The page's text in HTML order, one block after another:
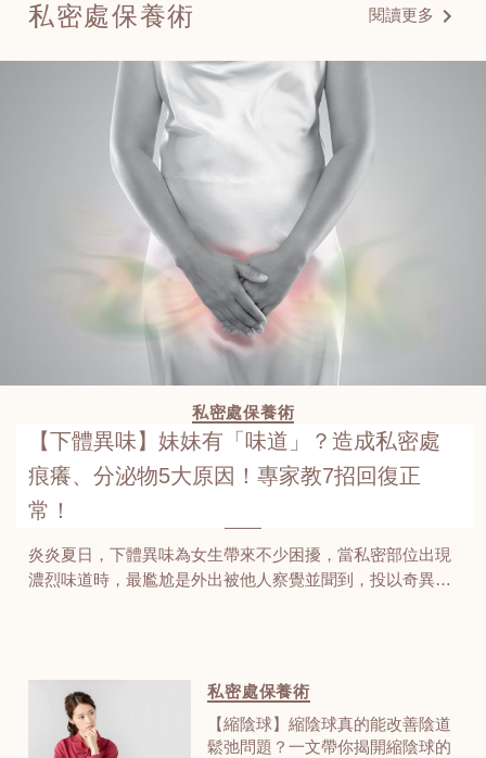
私密處保養術 閱讀更多
私密處保養術
【下體異味】妹妹有「味道」？造成私密處
痕癢、分泌物5大原因！專家教7招回復正
常！
炎炎夏日，下體異味為女生帶來不少困擾，當私密部位出現
濃烈味道時，最尷尬是外出被他人察覺並聞到，投以奇異的
私密處保養術
【縮陰球】縮陰球真的能改善陰道
鬆弛問題？一文帶你揭開縮陰球的